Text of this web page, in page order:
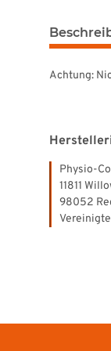
Achtung:
Physio-
11811
98052